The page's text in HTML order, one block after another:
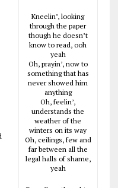
Kneelin’, looking
through the paper
though he doesn’t
know to read, ooh
yeah
Oh, prayin’, now to
something that has
never showed him
anything
Oh, feelin’,
understands the
weather of the
winters on its way
Oh, ceilings, few and
far between all the
legal halls of shame,
yeah